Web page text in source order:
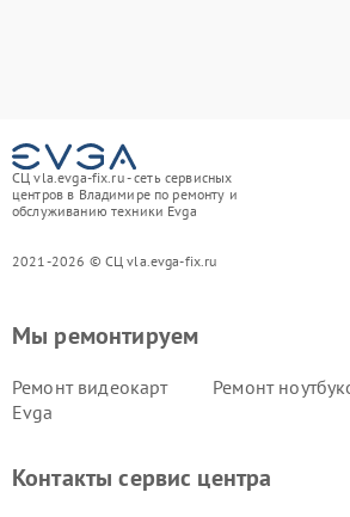
СЦ vla.evga-fix.ru - сеть сервисных
центров в Владимире по ремонту и
обслуживанию техники Evga
2021-2026 © СЦ vla.evga-fix.ru
Мы ремонтируем
Ремонт видеокарт
Evga
Ремонт
Контакты сервис центра